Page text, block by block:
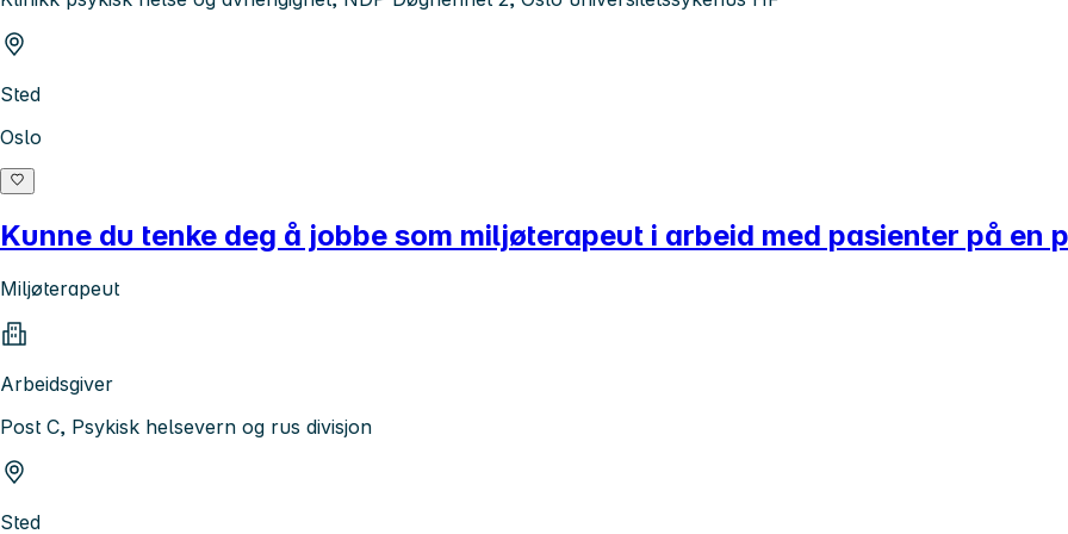
Sted
Oslo
Kunne du tenke deg å jobbe som miljøterapeut i arbeid med pasienter på en
Miljøterapeut
Arbeidsgiver
Post C, Psykisk helsevern og rus divisjon
Sted